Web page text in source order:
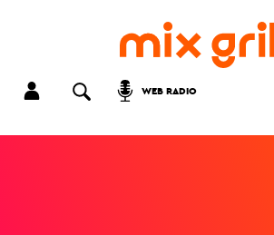
WEB RADIO